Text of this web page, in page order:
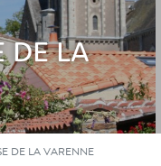
DE LA
DE LA VARENNE